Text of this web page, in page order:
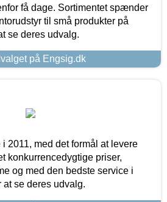
få dage. Sortimentet spænder
til små produkter på
se deres udvalg.
på Engsig.dk
2011, med det formål at levere
konkurrencedygtige priser,
og med den bedste service i
at se deres udvalg.